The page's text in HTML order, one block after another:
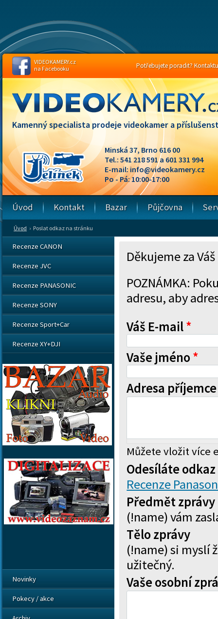
Kamenný specialista prodeje videokamer a
Minská 37, Brno 616 00
Tel.: 541 218 591 a 601 331 994
E-mail:info@videokamery.cz
Po - Pá: 10:00-17:00
Úvod › Poslat odkaz na stránku
Děkujeme za
POZNÁMKA:
adresu, aby
Váš E-mail*
Vaše jméno*
Adresa
Můžete vložit více
Odesíláte
Recenze
Předmět zprávy
(!name) vám
Tělo zprávy
(!name) si myslí
užitečný.
Vaše osobní
Recenze CANON
Recenze JVC
Recenze PANASONIC
Recenze SONY
Recenze Sport+Car
Recenze XY+DJI
Novinky
Pokecy / akce
Úvod Kontakt Bazar Půjčovna
VIDEOKAMERY.cz
na Facebooku
Potřebujete poradit?